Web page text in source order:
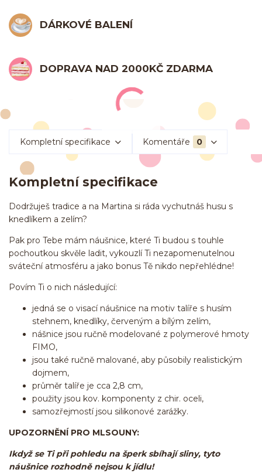
DÁRKOVÉ BALENÍ
DOPRAVA NAD 2000KČ ZDARMA
Kompletní specifikace Komentáře 0
Kompletní specifikace
Dodržuješ tradice a na Martina si ráda vychutnáš husu s
knedlíkem a zelím?
Pak pro Tebe mám náušnice, které Ti budou s touhle
pochoutkou skvěle ladit, vykouzlí Ti nezapomenutelnou
sváteční atmosféru a jako bonus Tě nikdo nepřehlédne!
Povím Ti o nich následující:
jedná se o visací náušnice na motiv talíře s husím
stehnem, knedlíky, červeným a bílým zelím,
nášnice jsou ručně modelované z polymerové hmoty
FIMO,
jsou také ručně malované, aby působily realistickým
dojmem,
průměr talíře je cca 2,8 cm,
použity jsou kov. komponenty z chir. oceli,
samozřejmostí jsou silikonové zarážky.
UPOZORNĚNÍ PRO MLSOUNY:
Ikdyž se Ti při pohledu na šperk sbíhají sliny, tyto
náušnice rozhodně nejsou k jídlu!